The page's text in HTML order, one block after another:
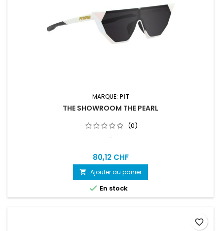
MARQUE: PIT
THE SHOWROOM THE PEARL
(0)
-
80,12 CHF
 Ajouter au panier
 En stock
favorite_border